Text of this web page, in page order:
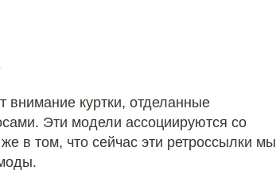
внимание куртки, отделанные
Эти модели ассоциируются со
в том, что сейчас эти ретроссылки мы